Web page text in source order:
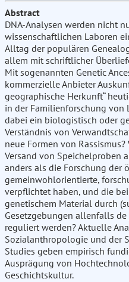
Abstract
DNA-Analysen werden nicht
wissenschaftlichen Laboren
Alltag der populären
allem mit schriftlicher
Mit sogenannten Genetic
kommerzielle Anbieter
geographische Herkunft“
in der Familienforschung von
dabei ein biologistisch oder
Verständnis von
neue Formen von
Versand von Speichelproben
anders als die Forschung der
gemeinwohlorientierte,
verpflichtet haben, und die
genetischem Material durch
Gesetzgebungen allenfalls
reguliert werden? Aktuelle
Sozialanthropologie und der
Studies geben empirisch
Ausprägung von
Geschichtskultur.